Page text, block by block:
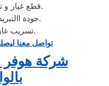
قطع غيار و تكلفة صيانة عالية.
جودة االتبريد تقل في الصيف.
تسريب غاز الفريون أحيانا.
تواصل معنا
شركة هوفر